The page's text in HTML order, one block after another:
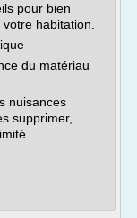
pour bien
habitation.
du matériau
nuisances
supprimer,